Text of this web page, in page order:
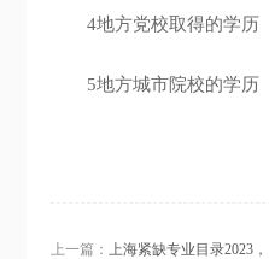
4地方党校取得的学历
5地方城市院校的学历
上一篇：上海紧缺专业目录2023，